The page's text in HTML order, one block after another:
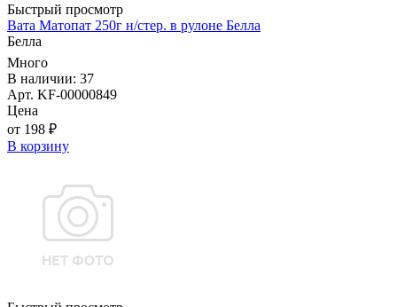
Быстрый просмотр
Вата Матопат 250г н/стер. в рулоне Белла
Белла
Много
В наличии: 37
Арт. KF-00000849
Цена
от 198 ₽
В корзину